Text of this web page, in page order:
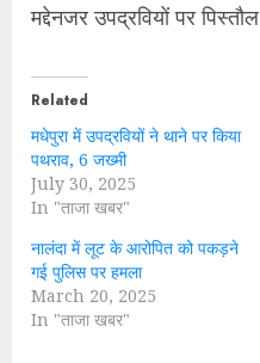
मद्देनजर उपद्रवियों पर
Related
मधेपुरा में उपद्रवियों ने थाने पर किया
पथराव, 6 जख्मी
July 30, 2025
In "ताजा खबर"
नालंदा में लूट के आरोपित को पकड़ने
गई पुलिस पर हमला
March 20, 2025
In "ताजा खबर"